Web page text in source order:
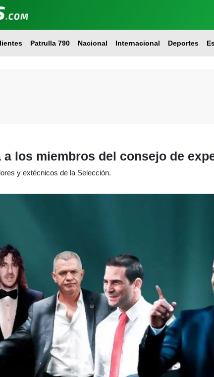
Patrulla 790 Nacional Internacional Deportes
a los miembros del consejo de
y extécnicos de la Selección.